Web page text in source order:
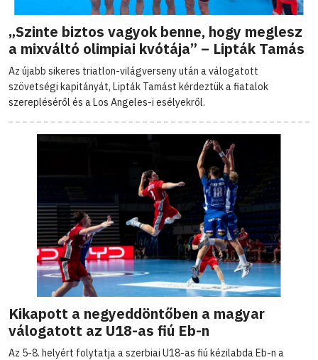
„Szinte biztos vagyok benne, hogy meglesz
a mixváltó olimpiai kvótája” – Lipták Tamás
Az újabb sikeres triatlon-világverseny után a válogatott
szövetségi kapitányát, Lipták Tamást kérdeztük a fiatalok
szerepléséről és a Los Angeles-i esélyekről.
Kikapott a negyeddöntőben a magyar
válogatott az U18-as fiú Eb-n
Az 5-8. helyért folytatja a szerbiai U18-as fiú kézilabda Eb-n a